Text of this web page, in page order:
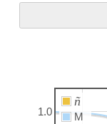
1.0
ñ
M